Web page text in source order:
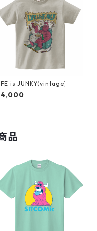
is JUNKY(vintage)
品